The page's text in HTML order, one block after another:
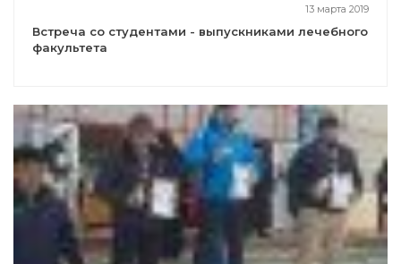
13 марта 2019
Встреча со студентами - выпускниками лечебного
факультета